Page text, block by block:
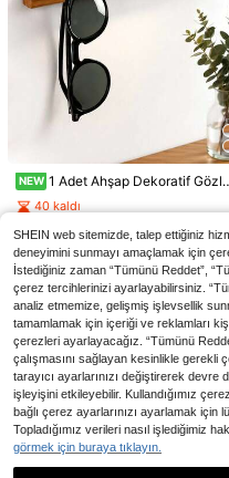
-1% 1/2 Adet Duvara Monte Moda Gözlük Saklama Rafı, Siyah ve Beyaz Kedi Şekilli Moda Gözlük Tutucu, Delme Gerektirmez, Yer Tasarrufu Sağlayan Gözlük Sergileme Düzenleyici, Antre, Oturma Odası, Yatak Odası, Banyo, Ofis, Yurt ve Ev Dekoru İçin Uygun
83 ,96TL
2,74TL tasarruf
-1% 2 Adet/1 Adet Peluş Gözlük Tutucu, Karikatür Gözlük Kalemlik, Masaüstü Saklama Düzenleyici, Gözlük Standı, Basit Gözlük Sergileme Rafı, Süper Yoğun Kalemlik, Popüler Gözlük Kutusu, Peluş Gözlük Tabanı, Zarif Masaüstü Saklama Kutusu
239,26TL
NEW 1 Adet Ahşap Dekoratif Gözlük Tutucu, Antre İçin Uygun, Ahşap Gözlük ve Anahtar Saklama Düzenleyici, Modern Minimalist Duvar Saklama Rafı, Hol ve Antre İçin Çok Fonksiyonlu Saklama Kutusu, 2 Stil Mevcut
40 kaldı
52,13TL
SHEIN web sitemizde, talep ettiğiniz
deneyimini sunmayı amaçlamak için
İstediğiniz zaman “Tümünü Reddet”,
çerez tercihlerinizi ayarlayabilirsiniz.
analiz etmemize, gelişmiş işlevsellik
tamamlamak için içeriği ve reklamları
çerezleri ayarlayacağız. “Tümünü
çalışmasını sağlayan kesinlikle gerekli
tarayıcı ayarlarınızı değiştirerek devre
işleyişini etkileyebilir. Kullandığımız
bağlı çerez ayarlarınızı ayarlamak için
Topladığımız verileri nasıl işlediğimiz
görmek için buraya tıklayın.